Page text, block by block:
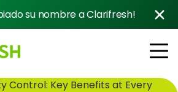
su nombre a Clarifresh!